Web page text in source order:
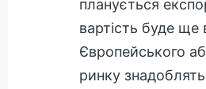
планується
вартість буде
Європейського
ринку